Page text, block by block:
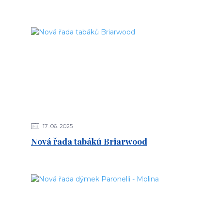
17 06 2025
Nová řada tabáků Briarwood